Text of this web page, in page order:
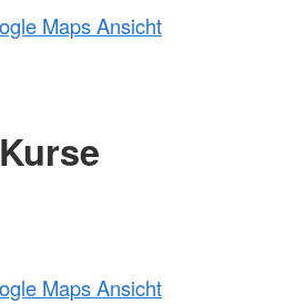
Maps Ansicht
Kurse
Maps Ansicht